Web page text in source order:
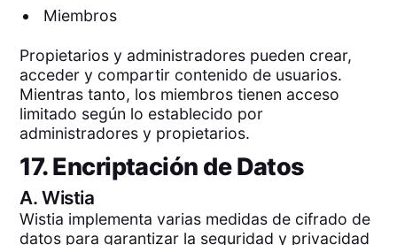
Miembros
Propietarios y administradores pueden crear,
acceder y compartir contenido de usuarios.
Mientras tanto, los miembros tienen acceso
limitado según lo establecido por
administradores y propietarios.
17. Encriptación de Datos
A.Wistia
Wistia implementa varias medidas de cifrado de
datos para garantizar la seguridad y privacidad